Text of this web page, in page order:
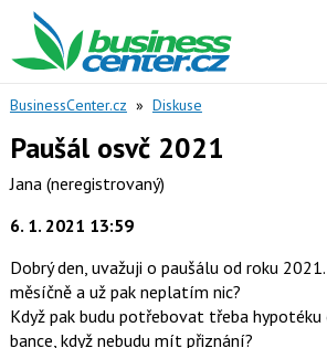
BusinessCenter.cz » Diskuse
Paušál osvč 2021
Jana (neregistrovaný)
6. 1. 2021 13:59
Dobrý den, uvažuji o paušálu od roku
měsíčně a už pak neplatím nic?
Když pak budu potřebovat třeba hypotéku
bance, když nebudu mít přiznání?